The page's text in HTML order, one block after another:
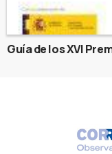
Guía de los XVI